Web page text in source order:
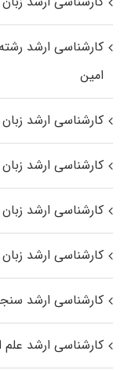
کارشناسی ارشد
اﻣﻴﻦ
کارشناسی ارشد
کارشناسی ارشد
کارشناسی ارشد زبان
کارشناسی ارشد
کارشناسی ارشد
کارشناسی ارشد